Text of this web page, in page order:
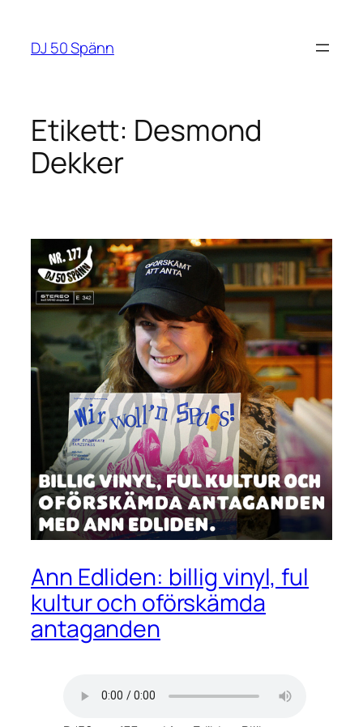
innehåll
DJ 50 Spänn
Etikett: Desmond
Dekker
Ann Edliden: billig vinyl, ful
kultur och oförskämda
antaganden